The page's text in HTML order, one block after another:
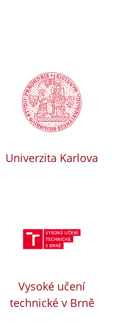
Univerzita Karlova
Vysoké učení
technické v Brně